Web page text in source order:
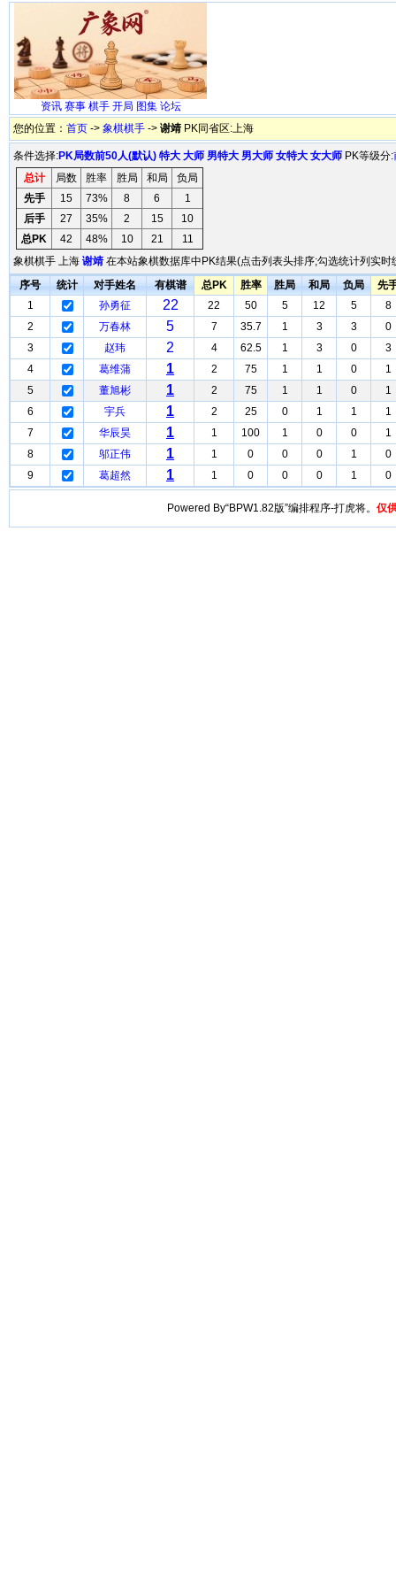
资讯 赛事 棋手 开局 图集 论坛
您的位置： 首页 -> 象棋棋手 -> 谢靖 PK同省区:上海
条件选择:PK局数前50人(默认) 特大 大师 男特大 男大师 女特大 女大师 PK等级分:
总计
局数 胜率 胜局 和局
负局
先手
15 73% 8 6
1
后手
27 35% 2 15
10
总PK
42 48% 10 21
11
象棋棋手 上海 谢靖 在本站象棋数据库中PK结果(点击列表头排序;勾选统计列实
序号
统计 对手姓名 有棋谱 总PK 胜率 胜局 和局 负局
先
1
孙勇征 22 22 50 5 12 5
8
2
万春林 5 7 35.7 1 3 3
0
3
赵玮 2 4 62.5 1 3 0
3
4
葛维蒲 1 2 75 1 1 0
1
5
董旭彬 1 2 75 1 1 0
1
6
宇兵 1 2 25 0 1 1
1
7
华辰昊 1 1 100 1 0 0
1
8
邬正伟 1 1 0 0 0 1
0
9
葛超然 1 1 0 0 0 1 0
Powered By“BPW1.82版”编排程序-打虎将。 仅